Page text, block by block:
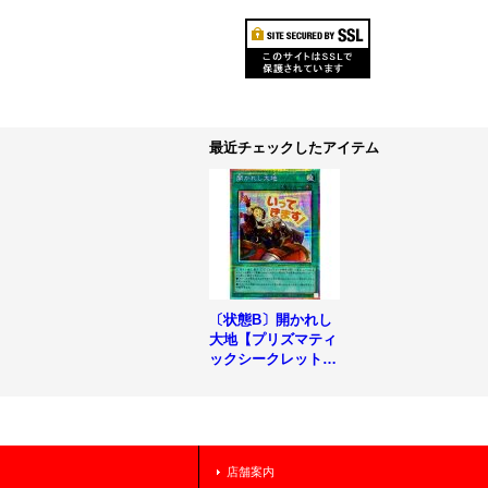
最近チェックしたアイテム
〔状態B〕開かれし
大地【プリズマティ
ックシークレット】
店舗案内